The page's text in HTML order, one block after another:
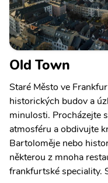
Old Town
Staré Město ve
historických budov a
minulosti. Procházejte
atmosféru a obdivujte
Bartoloměje nebo
některou z mnoha
frankfurtské speciality.